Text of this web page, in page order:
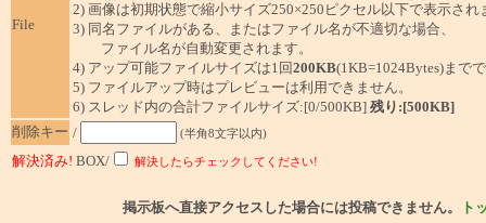
File
2) 画像は初期状態で縮小サイズ250×250ピクセル以下で表示され
3) 同名ファイルがある、またはファイル名が不適切な場合、
ファイル名が自動変更されます。
4) アップ可能ファイルサイズは1回200KB(1KB=1024Bytes)まで
5) ファイルアップ時はプレビューは利用できません。
6) スレッド内の合計ファイルサイズ:[0/500KB] 残り:[500KB]
削除キー / (半角8文字以内)
解決済み! BOX/ 解決したらチェックしてください!
掲示板へ直接アクセスした場合には投稿できません。 ト